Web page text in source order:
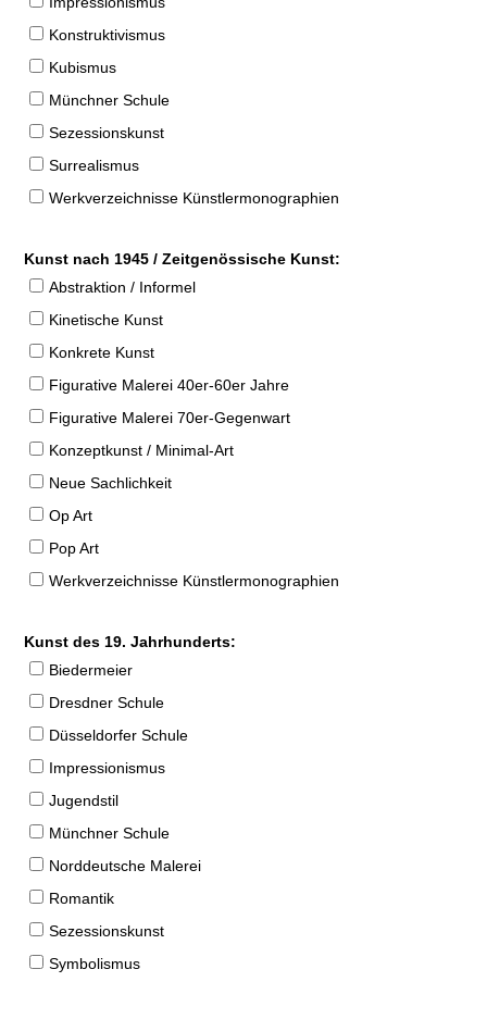
Konstruktivismus
Kubismus
Münchner Schule
Sezessionskunst
Surrealismus
Werkverzeichnisse Künstlermonographien
Kunst nach 1945 / Zeitgenössische Kunst:
Abstraktion / Informel
Kinetische Kunst
Konkrete Kunst
Figurative Malerei 40er-60er Jahre
Figurative Malerei 70er-Gegenwart
Konzeptkunst / Minimal-Art
Neue Sachlichkeit
Op Art
Pop Art
Werkverzeichnisse Künstlermonographien
Kunst des 19. Jahrhunderts:
Biedermeier
Dresdner Schule
Düsseldorfer Schule
Impressionismus
Jugendstil
Münchner Schule
Norddeutsche Malerei
Romantik
Sezessionskunst
Symbolismus